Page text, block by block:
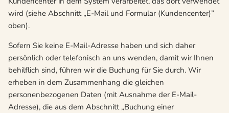
wird (siehe Abschnitt „E-Mail und Formular (Kundencenter)”
oben).
Sofern Sie keine E-Mail-Adresse haben und sich daher
persönlich oder telefonisch an uns wenden, damit wir Ihnen
behilflich sind, führen wir die Buchung für Sie durch. Wir
erheben in dem Zusammenhang die gleichen
personenbezogenen Daten (mit Ausnahme der E-Mail-
Adresse), die aus dem Abschnitt „Buchung einer